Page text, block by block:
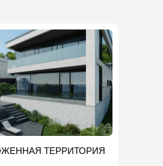
ТЕРРИТОРИЯ